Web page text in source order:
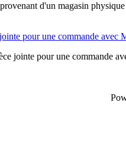
d'un magasin
pour une commande avec
jointe pour une commande